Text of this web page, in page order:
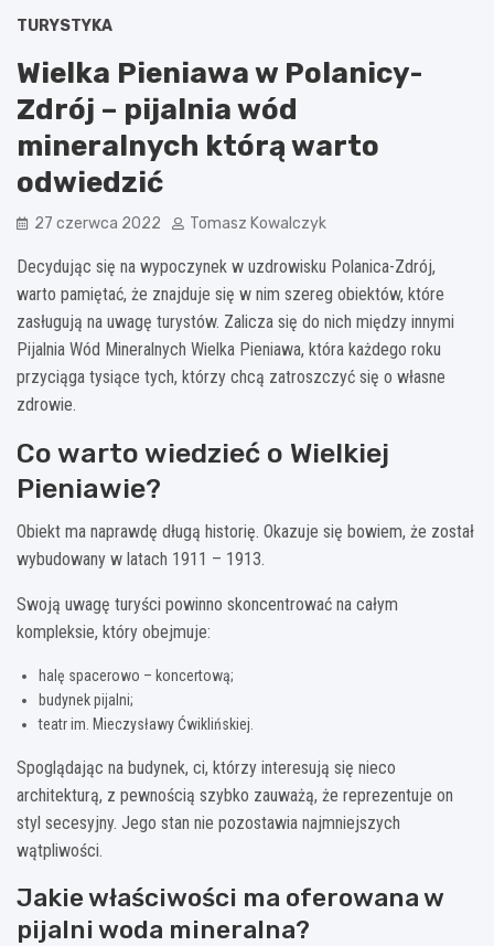
TURYSTYKA
Wielka Pieniawa w Polanicy-
Zdrój – pijalnia wód
mineralnych którą warto
odwiedzić
27 czerwca 2022 Tomasz Kowalczyk
Decydując się na wypoczynek w uzdrowisku Polanica-Zdrój,
warto pamiętać, że znajduje się w nim szereg obiektów, które
zasługują na uwagę turystów. Zalicza się do nich między innymi
Pijalnia Wód Mineralnych Wielka Pieniawa, która każdego roku
przyciąga tysiące tych, którzy chcą zatroszczyć się o własne
zdrowie.
Co warto wiedzieć o Wielkiej
Pieniawie?
Obiekt ma naprawdę długą historię. Okazuje się bowiem, że został
wybudowany w latach 1911 – 1913.
Swoją uwagę turyści powinno skoncentrować na całym
kompleksie, który obejmuje:
halę spacerowo – koncertową;
budynek pijalni;
teatr im. Mieczysławy Ćwiklińskiej.
Spoglądając na budynek, ci, którzy interesują się nieco
architekturą, z pewnością szybko zauważą, że reprezentuje on
styl secesyjny. Jego stan nie pozostawia najmniejszych
wątpliwości.
Jakie właściwości ma oferowana w
pijalni woda mineralna?